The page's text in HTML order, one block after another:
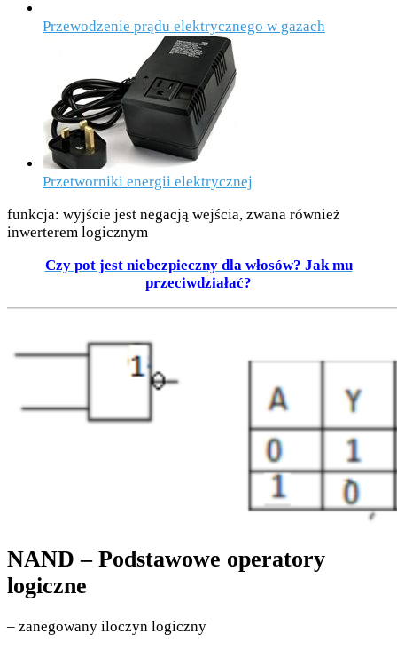
Przewodzenie prądu elektrycznego w gazach
Przetworniki energii elektrycznej
funkcja: wyjście jest negacją wejścia, zwana również
inwerterem logicznym
Czy pot jest niebezpieczny dla włosów? Jak mu
przeciwdziałać?
NAND – Podstawowe operatory
logiczne
– zanegowany iloczyn logiczny